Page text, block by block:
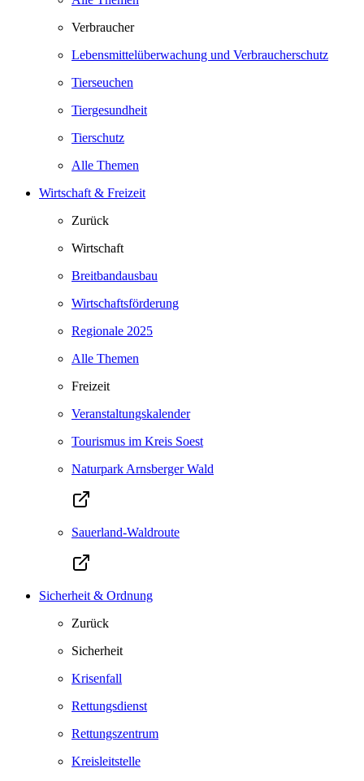
Verbraucher
Lebensmittelüberwachung und Verbraucherschutz
Tierseuchen
Tiergesundheit
Tierschutz
Alle Themen
Wirtschaft & Freizeit
Zurück
Wirtschaft
Breitbandausbau
Wirtschaftsförderung
Regionale 2025
Alle Themen
Freizeit
Veranstaltungskalender
Tourismus im Kreis Soest
Naturpark Arnsberger Wald
Sauerland-Waldroute
Sicherheit & Ordnung
Zurück
Sicherheit
Krisenfall
Rettungsdienst
Rettungszentrum
Kreisleitstelle